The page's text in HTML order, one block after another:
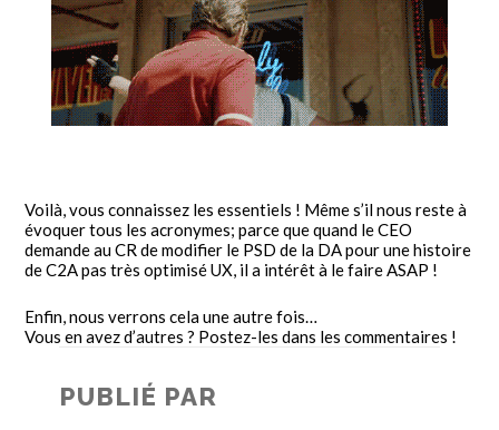
Voilà, vous connaissez les essentiels ! Même s’il nous reste à
évoquer tous les acronymes; parce que quand le CEO
demande au CR de modifier le PSD de la DA pour une histoire
de C2A pas très optimisé UX, il a intérêt à le faire ASAP !
Enfin, nous verrons cela une autre fois…
Vous en avez d’autres ? Postez-les dans les commentaires !
PUBLIÉ PAR